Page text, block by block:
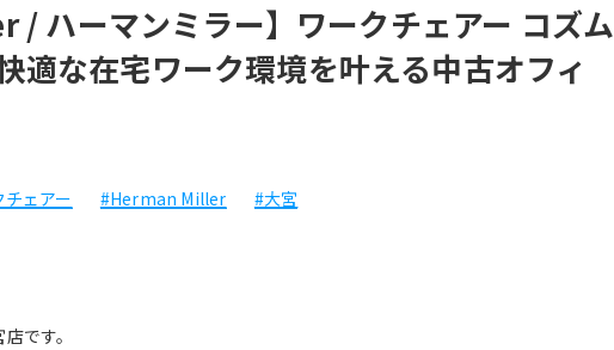
/ ハーマンミラー】ワークチェアー コズム
適な在宅ワーク環境を叶える中古オフィ
ェアー #Herman Miller #大宮
です。